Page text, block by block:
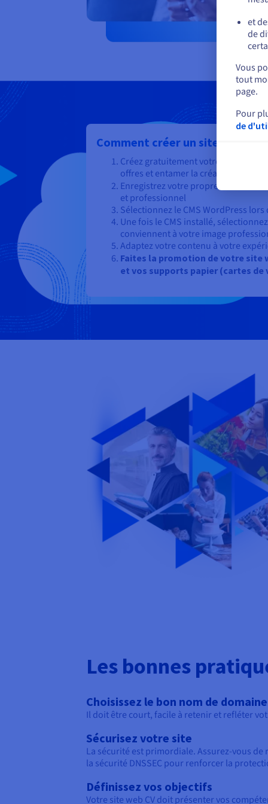
Comment créer un site pour
Créez gratuitement votre compte
offres et entamer la création des
Enregistrez votre propre
et professionnel
Sélectionnez le CMS WordPress
Une fois le CMS installé,
conviennent à votre image
Adaptez votre contenu à votre
Faites la promotion de votre site
et vos supports papier (cartes
Les bonnes
Choisissez le bon nom de domaine
Il doit être court, facile à retenir et refléter
Sécurisez votre site
La sécurité est primordiale. Assurez-vous
la sécurité DNSSEC pour renforcer la
Définissez vos objectifs
Votre site web CV doit présenter vos
et
de
Vous
tout
page.
Pour
de